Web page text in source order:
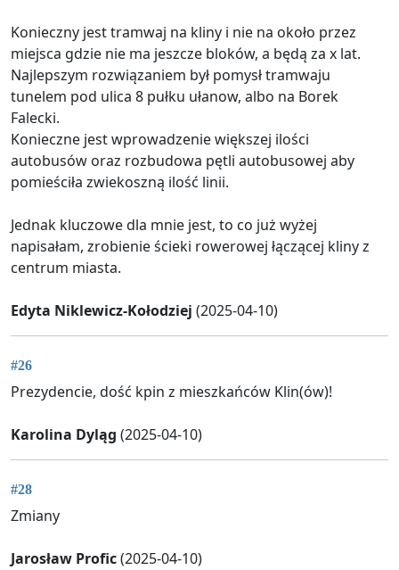
Konieczny jest tramwaj na kliny i nie na około przez
miejsca gdzie nie ma jeszcze bloków, a będą za x lat.
Najlepszym rozwiązaniem był pomysł tramwaju
tunelem pod ulica 8 pułku ułanow, albo na Borek
Falecki.
Konieczne jest wprowadzenie większej ilości
autobusów oraz rozbudowa pętli autobusowej aby
pomieściła zwiekoszną ilość linii.
Jednak kluczowe dla mnie jest, to co już wyżej
napisałam, zrobienie ścieki rowerowej łączącej kliny z
centrum miasta.
Edyta Niklewicz-Kołodziej (2025-04-10)
#26
Prezydencie, dość kpin z mieszkańców Klin(ów)!
Karolina Dyląg (2025-04-10)
#28
Zmiany
Jarosław Profic(2025-04-10)